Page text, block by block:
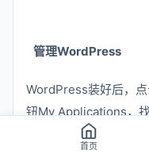
管理WordPress
WordPress装好后，
钮My Applications，
首页